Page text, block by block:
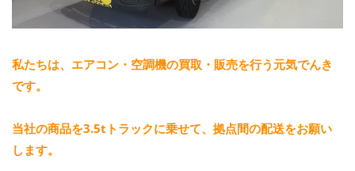
私たちは、エアコン・空調機の買取・販売を行う元気でんき
です。
当社の商品を3.5tトラックに乗せて、拠点間の配送をお願い
します。